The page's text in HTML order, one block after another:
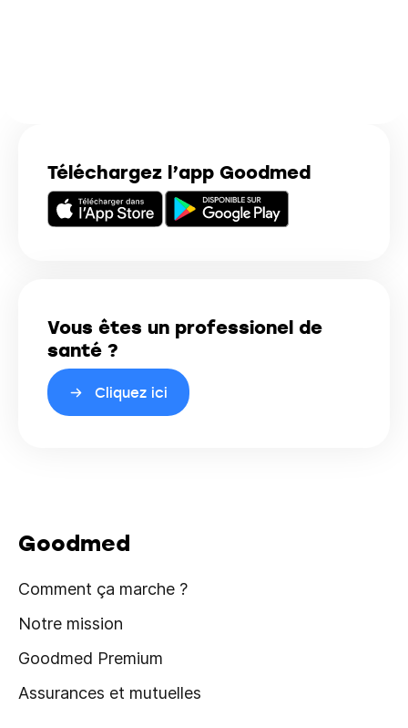
Téléchargez l’app Goodmed
Vous êtes un professionel de
santé ?
Cliquez ici
Goodmed
Comment ça marche ?
Notre mission
Goodmed Premium
Assurances et mutuelles